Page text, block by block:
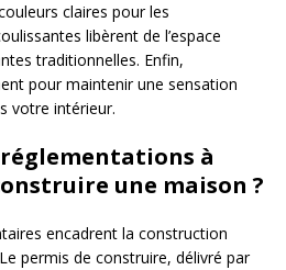
claires pour les
libèrent de l’espace
traditionnelles. Enfin,
pour maintenir une sensation
votre intérieur.
à
une maison ?
encadrent la construction
permis de construire, délivré par